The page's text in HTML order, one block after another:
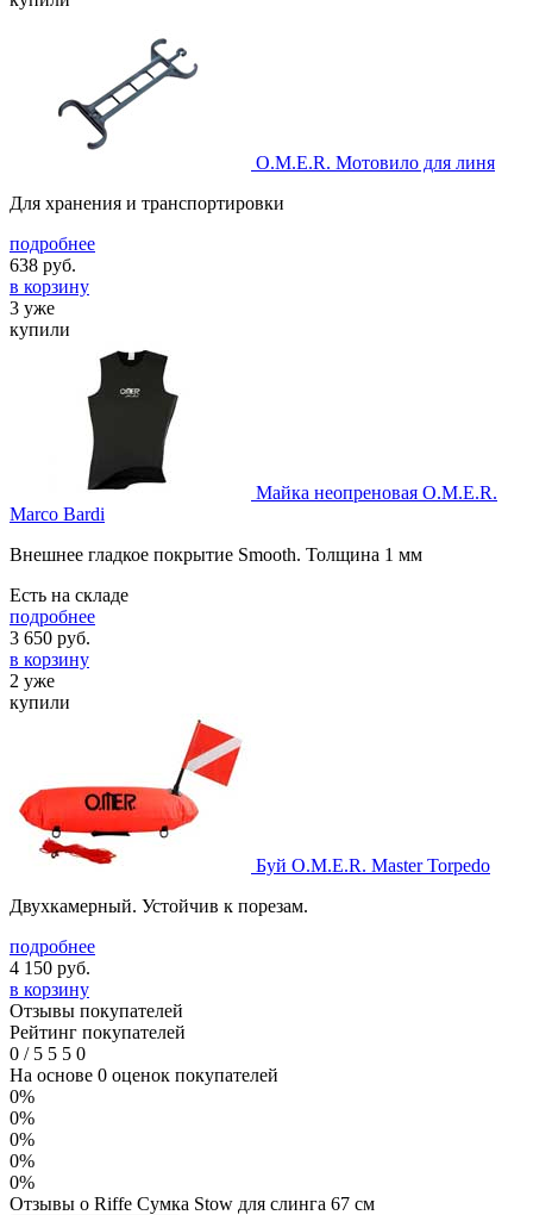
O.M.E.R. Мотовило для линя
Для хранения и транспортировки
подробнее
638 руб.
в корзину
3 уже
купили
Майка неопреновая O.M.E.R.
Marco Bardi
Внешнее гладкое покрытие Smooth. Толщина 1 мм
Есть на складе
подробнее
3 650 руб.
в корзину
2 уже
купили
Буй O.M.E.R. Master Torpedo
Двухкамерный. Устойчив к порезам.
подробнее
4 150 руб.
в корзину
Отзывы покупателей
Рейтинг покупателей
0 /5 5 5 0
На основе 0 оценок покупателей
0%
0%
0%
0%
0%
Отзывы о Riffe Сумка Stow для слинга 67 см